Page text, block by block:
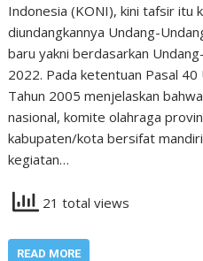
Indonesia (KONI), kini tafsir itu
diundangkannya Undang-
baru yakni berdasarkan
2022. Pada ketentuan Pasal
Tahun 2005 menjelaskan
nasional, komite olahraga
kabupaten/kota bersifat
kegiatan…
21 total views
READ MORE